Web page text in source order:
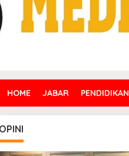
HOME JABAR PENDIDIKAN
OPINI